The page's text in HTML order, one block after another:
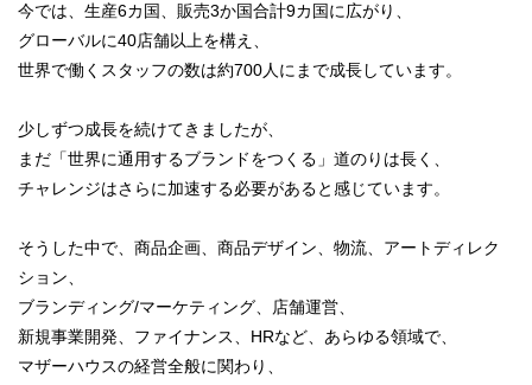
今では、生産6カ国、販売3か国合計9カ国に広がり、
グローバルに40店舗以上を構え、
世界で働くスタッフの数は約700人にまで成長しています。
少しずつ成長を続けてきましたが、
まだ「世界に通用するブランドをつくる」道のりは長く、
チャレンジはさらに加速する必要があると感じています。
そうした中で、商品企画、商品デザイン、物流、アートディレク
ション、
ブランディング/マーケティング、店舗運営、
新規事業開発、ファイナンス、HRなど、あらゆる領域で、
マザーハウスの経営全般に関わり、